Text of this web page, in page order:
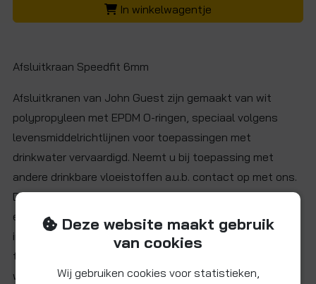
In winkelwagentje
Afsluitkraan Speedfit 6mm
Afsluitkranen van John Guest zijn gemaakt van wit
polypropyleen met EPDM O-ringen, speciaal volgens
levensmiddelrichtlijnen voor toepassingen met
drinkwater vervaardigd. Neemt u bij toepassing met
andere drinkbare vloeistoffen a.u.b. contact op met ons.
De afsluitkranen zijnnietgeschikt voor perslucht,
explosieve gassen, petroleum of andere vloeistoffen en
in verwarmingssystemen of soortgelijke
toepassingsgebieden. De afsluitkraan dient gebruikt te
worden in een volledig "open" of "gesloten" stand (dus
Deze website maakt gebruik
van cookies
Wij gebruiken cookies voor statistieken,